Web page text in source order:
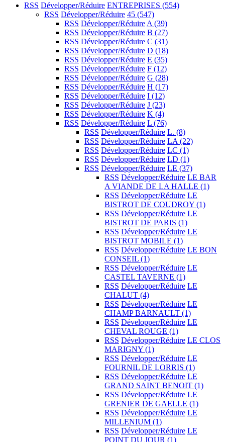
RSS Développer/Réduire ENTREPRISES (554)
RSS Développer/Réduire 45 (547)
RSS Développer/Réduire A (39)
RSS Développer/Réduire B (27)
RSS Développer/Réduire C (31)
RSS Développer/Réduire D (18)
RSS Développer/Réduire E (35)
RSS Développer/Réduire F (12)
RSS Développer/Réduire G (28)
RSS Développer/Réduire H (17)
RSS Développer/Réduire I (12)
RSS Développer/Réduire J (23)
RSS Développer/Réduire K (4)
RSS Développer/Réduire L (76)
RSS Développer/Réduire L. (8)
RSS Développer/Réduire LA (22)
RSS Développer/Réduire LC (1)
RSS Développer/Réduire LD (1)
RSS Développer/Réduire LE (37)
RSS Développer/Réduire LE BAR
A VIANDE DE LA HALLE (1)
RSS Développer/Réduire LE
BISTROT DE COUDROY (1)
RSS Développer/Réduire LE
BISTROT DE PARIS (1)
RSS Développer/Réduire LE
BISTROT MOBILE (1)
RSS Développer/Réduire LE BON
CONSEIL (1)
RSS Développer/Réduire LE
CASTEL TAVERNE (1)
RSS Développer/Réduire LE
CHALUT (4)
RSS Développer/Réduire LE
CHAMP BARNAULT (1)
RSS Développer/Réduire LE
CHEVAL ROUGE (1)
RSS Développer/Réduire LE CLOS
MARIGNY (1)
RSS Développer/Réduire LE
FOURNIL DE LORRIS (1)
RSS Développer/Réduire LE
GRAND SAINT BENOIT (1)
RSS Développer/Réduire LE
GRENIER DE GAELLE (1)
RSS Développer/Réduire LE
MILLENIUM (1)
RSS Développer/Réduire LE
POINT DU JOUR (1)